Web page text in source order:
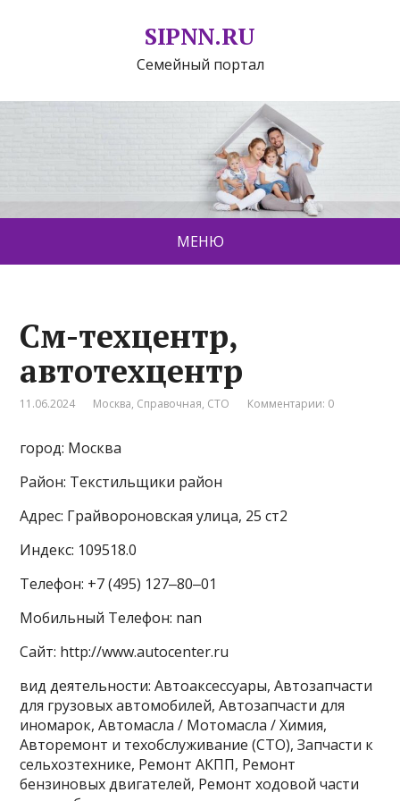
SIPNN.RU
Семейный портал
МЕНЮ
См-техцентр,
автотехцентр
11.06.2024 Москва, Справочная, СТО Комментарии: 0
город: Москва
Район: Текстильщики район
Адрес: Грайвороновская улица, 25 ст2
Индекс: 109518.0
Телефон: +7 (495) 127‒80‒01
Мобильный Телефон: nan
Сайт: http://www.autocenter.ru
вид деятельности: Автоаксессуары, Автозапчасти
для грузовых автомобилей, Автозапчасти для
иномарок, Автомасла / Мотомасла / Химия,
Авторемонт и техобслуживание (СТО), Запчасти к
сельхозтехнике, Ремонт АКПП, Ремонт
бензиновых двигателей, Ремонт ходовой части